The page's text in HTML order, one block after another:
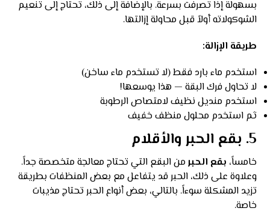
بسهولة إذا تصرفت بسرعة. بالإضافة إلى ذلك، تحتاج إلى تنعيم
الشوكولاته أولاً قبل محاولة إزالتها.
طريقة الإزالة:
استخدم ماء بارد فقط (لا تستخدم ماء ساخن)
لا تحاول فرك البقة — هذا يوسعها!
استخدم منديل نظيف لامتصاص الرطوبة
ثم استخدم محلول منظف خفيف
5. بقع الحبر والأقلام
خامساً، بقع الحبر من البقع التي تحتاج معالجة متخصصة جداً.
وعلاوة على ذلك، الحبر قد يتفاعل مع بعض المنظفات بطريقة
تزيد المشكلة سوءاً. بالتالي، بعض أنواع الحبر تحتاج مذيبات
خاصة.